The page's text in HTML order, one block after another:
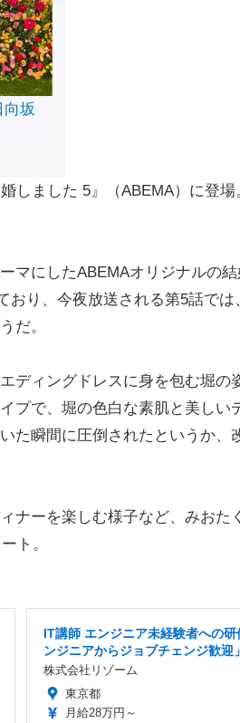
向坂
しました 5』（ABEMA）に登
にしたABEMAオリジナルの結
おり、今夜放送される第5話で
だ。
ィングドレスに身を包む堀の
プで、堀の色白な素肌と美しい
た瞬間に圧倒されたというか、
ーを楽しむ様子など、みおた
ト。
IT講師 エンジニア未経験者への
ンジニアからジョブチェンジ歓迎」
株式会社リゾーム
東京都
月給28万円～